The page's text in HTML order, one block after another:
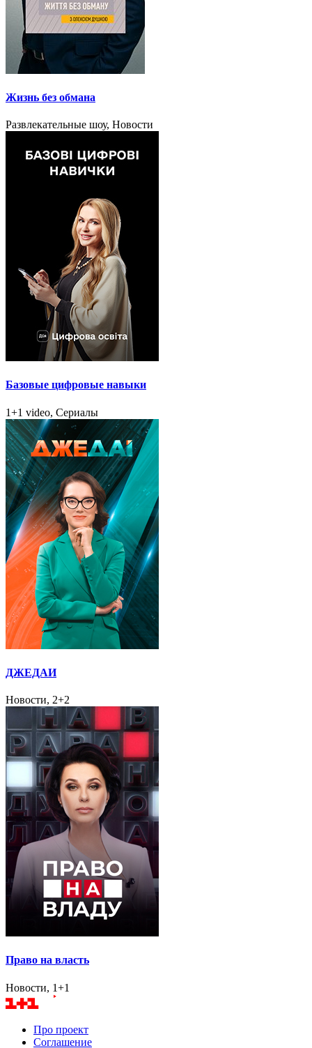
Жизнь без обмана
Развлекательные шоу, Новости
Базовые цифровые навыки
1+1 video, Сериалы
ДЖЕДАИ
Новости, 2+2
Право на власть
Новости, 1+1
Про проект
Соглашение